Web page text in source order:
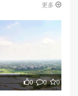
更多
0 0 0